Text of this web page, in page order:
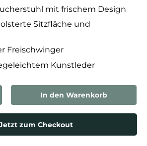
mit frischem Design
Sitzfläche und
Freischwinger
Kunstleder
erhöhenIn den Warenkorb
zum Checkout